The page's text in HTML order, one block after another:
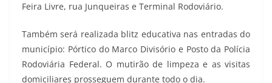
Feira Livre, rua Junqueiras e Terminal Rodoviário.
Também será realizada blitz educativa nas entradas do
município: Pórtico do Marco Divisório e Posto da Polícia
Rodoviária Federal. O mutirão de limpeza e as visitas
domiciliares prosseguem durante todo o dia.